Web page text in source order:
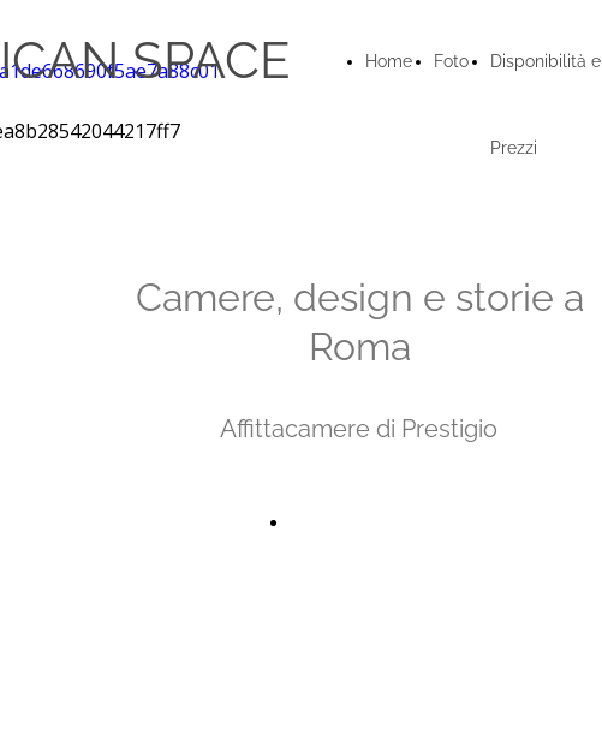
SPACE Home Foto Disponibilità e
Prezzi
Camere, design e storie a
Roma
Affittacamere di Prestigio